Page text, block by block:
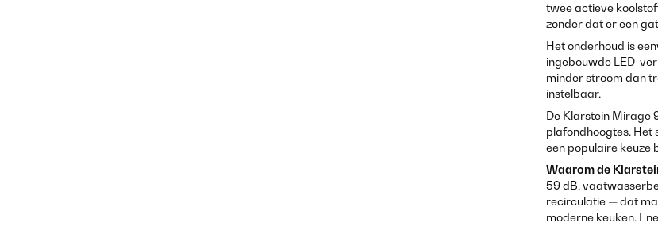
twee actieve
zonder dat er een
Het onderhoud is
ingebouwde LED-
minder stroom dan
instelbaar.
De Klarstein Mirage
plafondhoogtes. Het
een populaire keuze
Waarom de
59 dB,
recirculatie — dat
moderne keuken.